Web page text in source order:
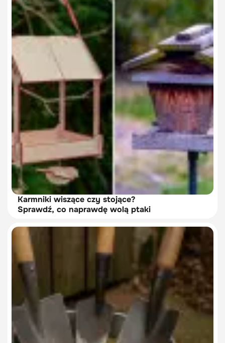
Karmniki wiszące czy stojące?
Sprawdź, co naprawdę wolą ptaki